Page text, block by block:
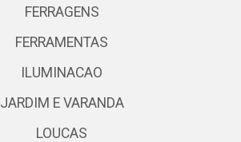
FERRAGENS
FERRAMENTAS
ILUMINACAO
JARDIM E VARANDA
LOUCAS